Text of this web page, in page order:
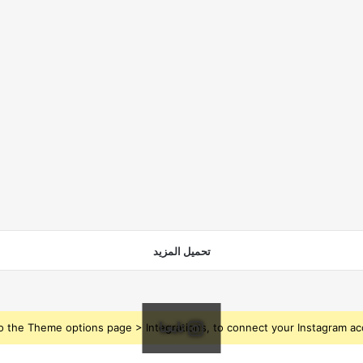
تحميل المزيد
تابعنا
the Theme options page > Integrations, to connect your Instagram